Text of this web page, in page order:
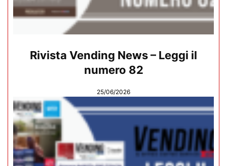
Rivista Vending News – Leggi il
numero 82
25/06/2026